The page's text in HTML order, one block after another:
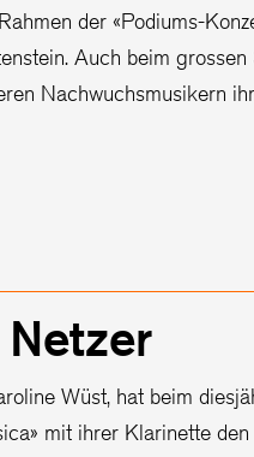
der «Podiums-
Auch beim
Nachwuchsmusikern
Wüst, hat beim
mit ihrer Klarinette